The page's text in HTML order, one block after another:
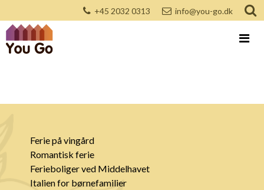
+45 2032 0313 info@you-go.dk
Ferie på vingård
Romantisk ferie
Ferieboliger ved Middelhavet
Italien for børnefamilier